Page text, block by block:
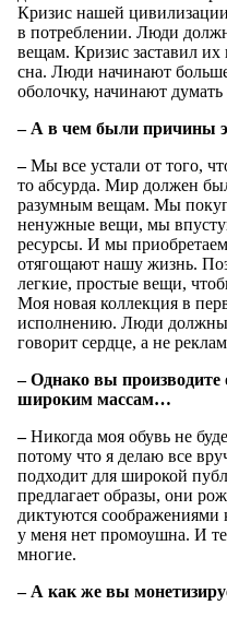
Кризис нашей
в потреблении. Люди
вещам. Кризис заставил их
сна. Люди начинают
оболочку, начинают
– А в чем были причины
–Мы все устали от того,
то абсурда. Мир должен
разумным вещам. Мы
ненужные вещи, мы
ресурсы. И мы
отягощают нашу жизнь.
легкие, простые вещи,
Моя новая коллекция в
исполнению. Люди должны
говорит сердце, а не
– Однако вы производите
широким массам…
–Никогда моя обувь не
потому что я делаю все
подходит для широкой
предлагает образы, они
диктуются
у меня нет промоушна. И
многие.
– А как же вы